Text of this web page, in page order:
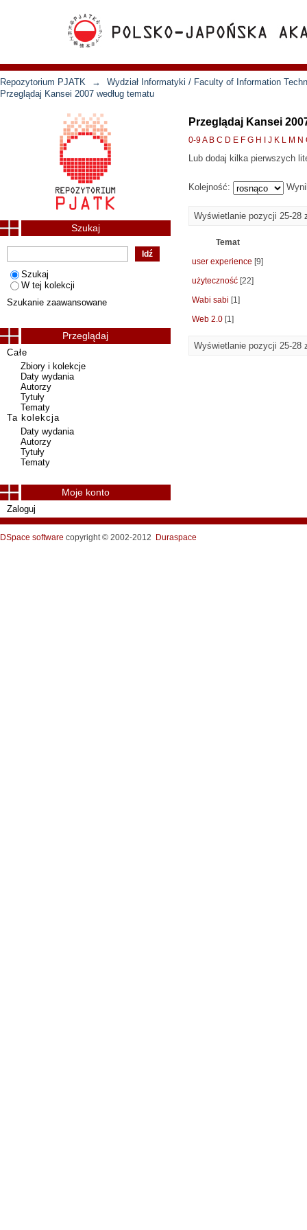
Repozytorium PJATK →
Wydział Informatyki / Faculty of Information
Przeglądaj Kansei 2007 według tematu
Przeglądaj Kansei
0-9A B C D E F G H J K L M N
Lub dodaj kilka pierwszych
Kolejność:
Wyświetlanie pozycji 25-28
Temat
user experience [9]
użyteczność [22]
Wabi sabi [1]
Web 2.0 [1]
Wyświetlanie pozycji 25-28
Szukaj
Szukaj
W tej kolekcji
Szukanie zaawansowane
Przeglądaj
Całe
Zbiory i kolekcje
Daty wydania
Autorzy
Tytuły
Tematy
Ta kolekcja
Daty wydania
Autorzy
Tytuły
Tematy
Moje konto
Zaloguj
DSpace software copyright © 2002-2012 Duraspace